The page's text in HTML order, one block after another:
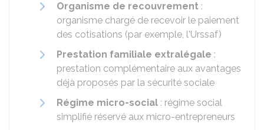
Organisme de recouvrement :
organisme chargé de recevoir le paiement
des cotisations (par exemple, l'Urssaf)
Prestation familiale extralégale :
prestation complémentaire aux avantages
déjà proposés par la sécurité sociale
Régime micro-social : régime social
simplifié réservé aux micro-entrepreneurs